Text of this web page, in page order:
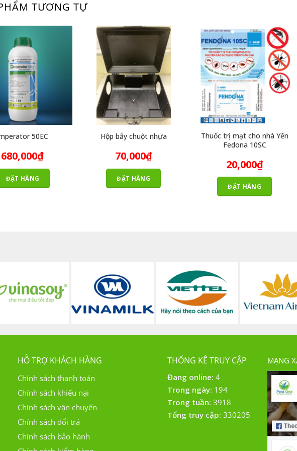
TƯƠNG TỰ
50EC
680,000₫
ĐẶT HÀNG
Hộp bẫy chuột nhựa
70,000₫
ĐẶT HÀNG
Thuốc trị mạt cho nhà Yến
Fedona 10SC
20,000₫
ĐẶT HÀNG
HỖ TRỢ KHÁCH HÀNG
Chính sách thanh toán
Chính sách khiếu nại
Chính sách vận chuyển
Chính sách đổi trả
Chính sách bảo hành
THỐNG KÊ TRUY CẬP
Đang online: 4
Trong ngày: 194
Trong tuần: 3918
Tổng truy cập: 330205
MẠNG